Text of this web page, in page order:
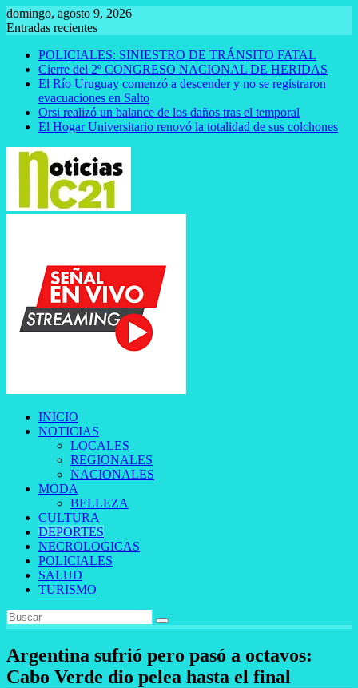
Saltar
al
domingo, agosto 9, 2026
Entradas recientes
POLICIALES: SINIESTRO DE TRÁNSITO FATAL
Cierre del 2º CONGRESO NACIONAL DE HERIDAS
El Río Uruguay comenzó a descender y no se registraron
evacuaciones en Salto
Orsi realizó un balance de los daños tras el temporal
El Hogar Universitario renovó la totalidad de sus colchones
INICIO
NOTICIAS
LOCALES
REGIONALES
NACIONALES
MODA
BELLEZA
CULTURA
DEPORTES
NECROLOGICAS
POLICIALES
SALUD
TURISMO
Argentina sufrió pero pasó a octavos:
Cabo Verde dio pelea hasta el final